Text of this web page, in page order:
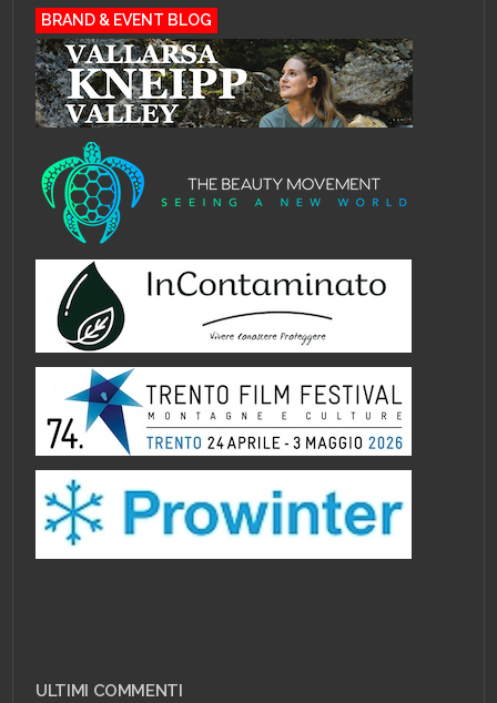
BRAND & EVENT BLOG
ULTIMI COMMENTI